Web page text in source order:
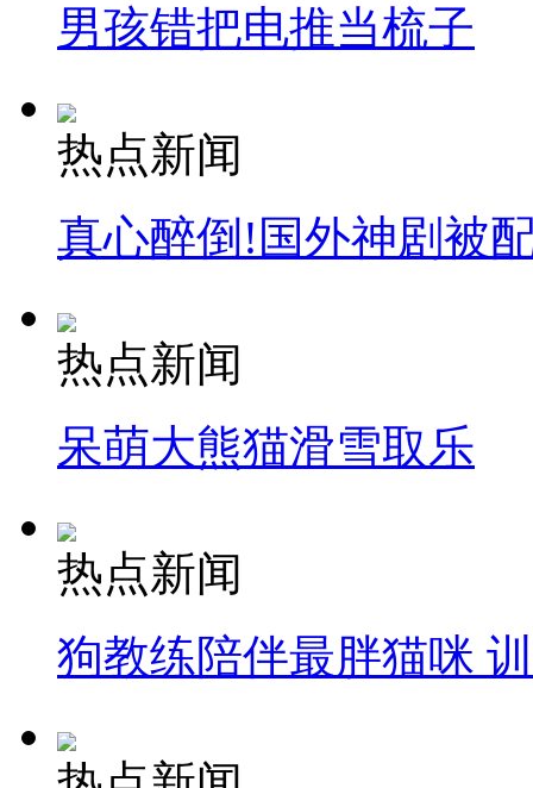
男孩错把电推当梳子
热点新闻
真心醉倒!国外神剧被
热点新闻
呆萌大熊猫滑雪取乐
热点新闻
狗教练陪伴最胖猫咪